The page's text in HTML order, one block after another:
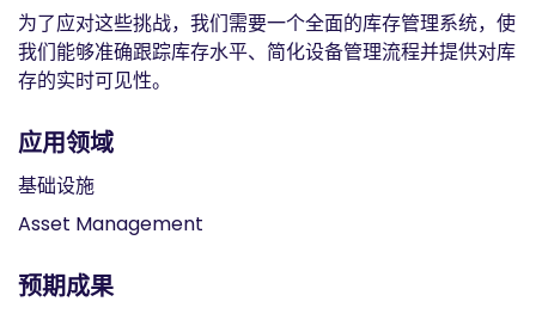
为了应对这些挑战，我们需要一个全面的库存管理系统，使
我们能够准确跟踪库存水平、简化设备管理流程并提供对库
存的实时可见性。
应用领域
基础设施
Asset Management
预期成果